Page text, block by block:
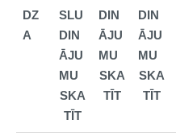
DZ
A
SLU
DIN
ĀJU
MU
SKA
TĪT
DIN
ĀJU
MU
SKA
TĪT
DIN
ĀJU
MU
SKA
TĪT